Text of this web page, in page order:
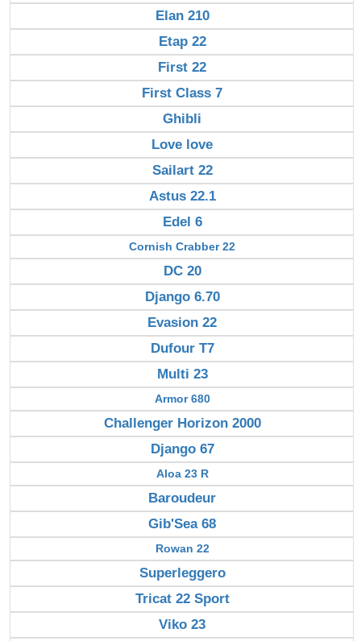
Elan 210
Etap 22
First 22
First Class 7
Ghibli
Love love
Sailart 22
Astus 22.1
Edel 6
Cornish Crabber 22
DC 20
Django 6.70
Evasion 22
Dufour T7
Multi 23
Armor 680
Challenger Horizon 2000
Django 67
Aloa 23 R
Baroudeur
Gib'Sea 68
Rowan 22
Superleggero
Tricat 22 Sport
Viko 23